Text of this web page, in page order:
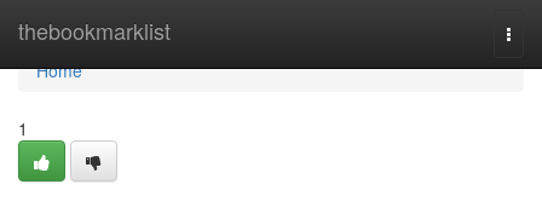
thebookmarklist
Home
Home
1